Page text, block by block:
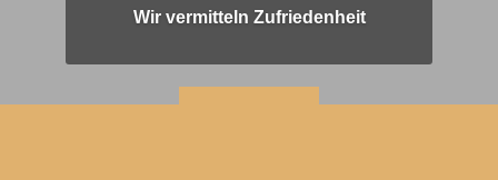
Wir vermitteln Zufriedenheit